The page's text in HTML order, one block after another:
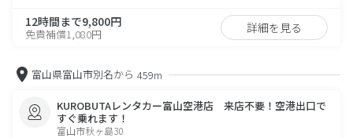
12時間まで9,800円
免責補償1,080円 詳細を見る
富山県富山市別名から 459m
KUROBUTAレンタカー富山空港店 来店不要！空港出口で
すぐ乗れます！
富山市秋ヶ島30